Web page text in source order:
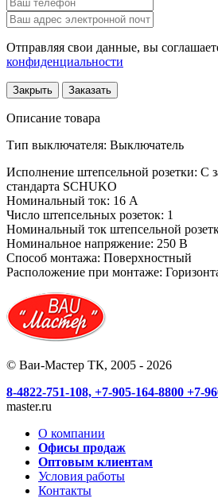
Отправляя свои данные, вы
конфиденциальности
Закрыть Заказать
Описание товара
Тип выключателя: Выключатель
Исполнение штепсельной розетки: С
стандарта SCHUKO
Номинальный ток: 16 А
Число штепсельных розеток: 1
Номинальный ток штепсельной
Номинальное напряжение: 250 В
Способ монтажа: Поверхностный
Расположение при монтаже:
© Ваи-Мастер ТК, 2005 - 2026
8-4822-751-108, +7-905-164-8800 +7-
master.ru
О компании
Офисы продаж
Оптовым клиентам
Условия работы
Контакты